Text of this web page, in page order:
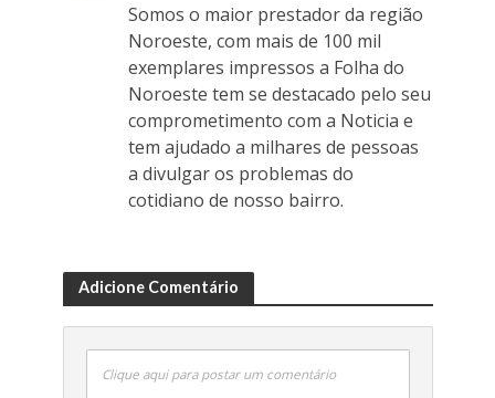
Somos o maior prestador da região
Noroeste, com mais de 100 mil
exemplares impressos a Folha do
Noroeste tem se destacado pelo seu
comprometimento com a Noticia e
tem ajudado a milhares de pessoas
a divulgar os problemas do
cotidiano de nosso bairro.
Adicione Comentário
Clique aqui para postar um comentário